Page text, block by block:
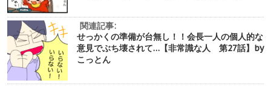
関連記事:
せっかくの準備が台無し！！会長一人の個人的な
意見でぶち壊されて…【非常識な人 第27話】by
こっとん